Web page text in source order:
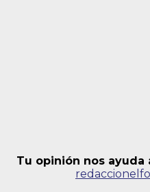
Tu opinión nos ayuda